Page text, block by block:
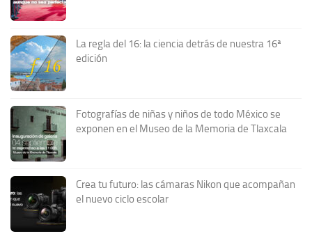
La regla del 16: la ciencia detrás de nuestra 16ª
edición
Fotografías de niñas y niños de todo México se
exponen en el Museo de la Memoria de Tlaxcala
Crea tu futuro: las cámaras Nikon que acompañan
el nuevo ciclo escolar